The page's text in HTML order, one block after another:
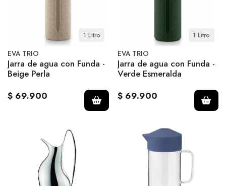
1 Litro
EVA TRIO
Jarra de agua con Funda -
Beige Perla
$ 69.900
1 Litro
EVA TRIO
Jarra de agua con Funda -
Verde Esmeralda
$ 69.900